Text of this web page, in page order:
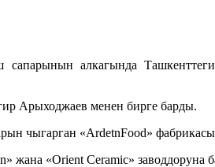
алкагында
Арыходжаев менен бирге барды.
чыгарган «ArdetnFood»
жана «Orient Ceramic» заводдоруна